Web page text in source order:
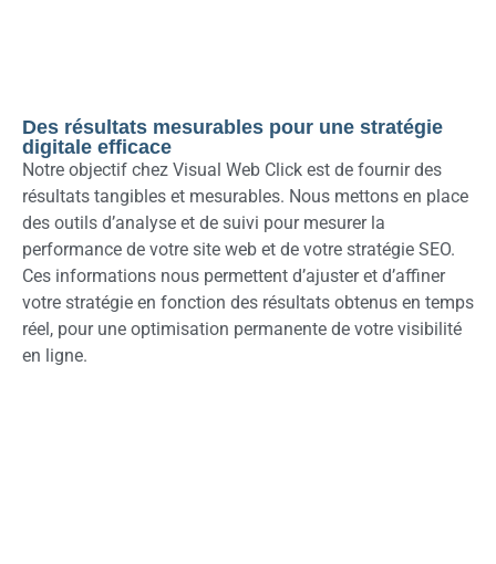
Des résultats mesurables pour une stratégie
digitale efficace
Notre objectif chez Visual Web Click est de fournir des
résultats tangibles et mesurables. Nous mettons en place
des outils d’analyse et de suivi pour mesurer la
performance de votre site web et de votre stratégie SEO.
Ces informations nous permettent d’ajuster et d’affiner
votre stratégie en fonction des résultats obtenus en temps
réel, pour une optimisation permanente de votre visibilité
en ligne.